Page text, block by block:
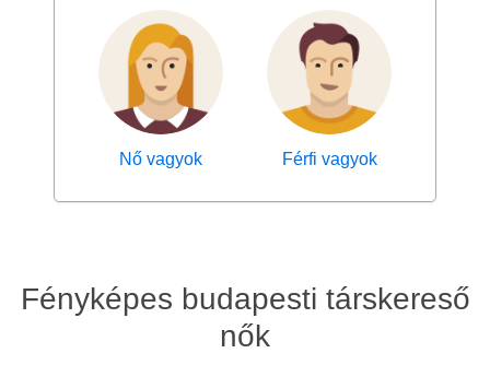
Nő vagyok Férfi vagyok
Fényképes budapesti társkereső
nők